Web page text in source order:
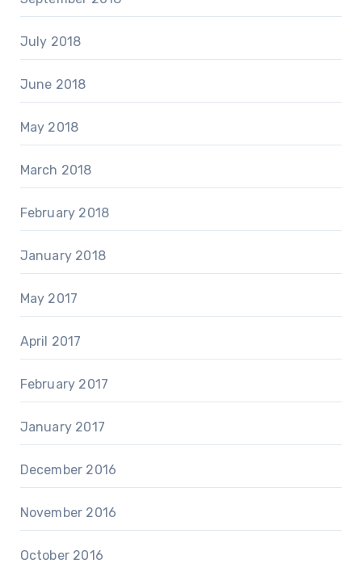
July 2018
June 2018
May 2018
March 2018
February 2018
January 2018
May 2017
April 2017
February 2017
January 2017
December 2016
November 2016
October 2016